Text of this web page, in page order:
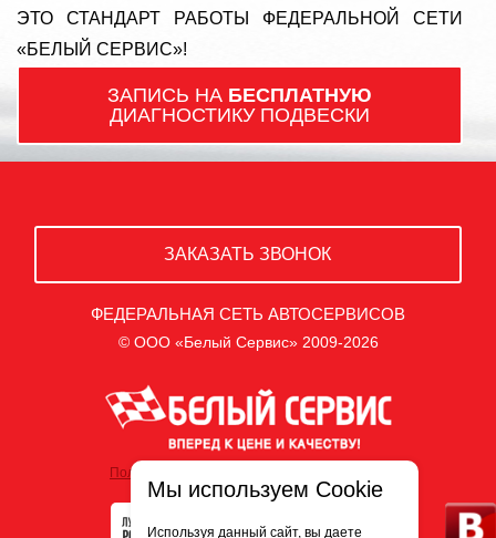
ЭТО СТАНДАРТ РАБОТЫ ФЕДЕРАЛЬНОЙ СЕТИ
«БЕЛЫЙ СЕРВИС»!
ЗАПИСЬ НА БЕСПЛАТНУЮ
ДИАГНОСТИКУ ПОДВЕСКИ
ЗАКАЗАТЬ ЗВОНОК
ФЕДЕРАЛЬНАЯ СЕТЬ АВТОСЕРВИСОВ
© ООО «Белый Сервис» 2009-2026
Политика обработки персональных данных
Мы используем Cookie
Используя данный сайт, вы даете